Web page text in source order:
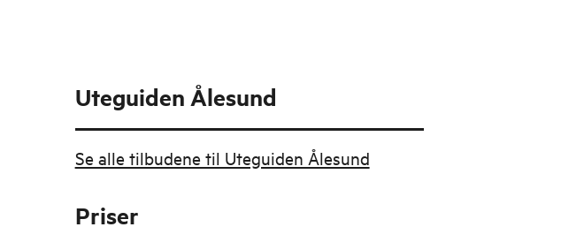
Uteguiden Ålesund
Se alle tilbudene til Uteguiden Ålesund
Priser